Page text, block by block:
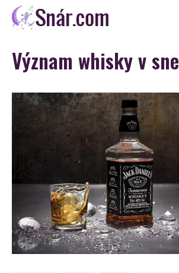
Skip
Snár
Význam whisky v sne